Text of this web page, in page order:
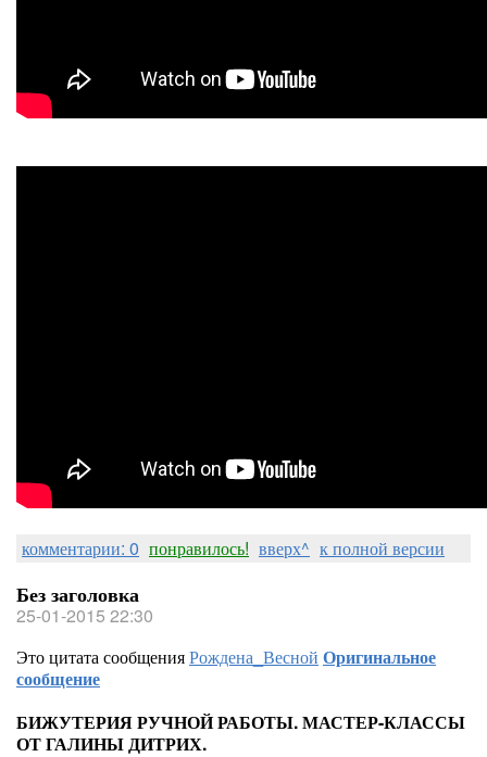
комментарии: 0 понравилось! вверх^ к полной версии
Без заголовка
25-01-2015 22:30
Это цитата сообщенияРождена_Весной Оригинальное
сообщение
БИЖУТЕРИЯ РУЧНОЙ РАБОТЫ. МАСТЕР-КЛАССЫ
ОТ ГАЛИНЫ ДИТРИХ.